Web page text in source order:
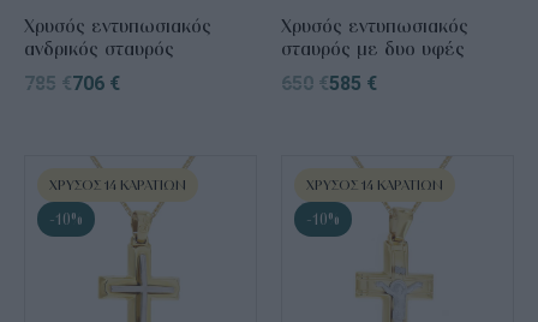
Χρυσός εντυπωσιακός
ανδρικός σταυρός
785 €706 €
Χρυσός εντυπωσιακός
σταυρός με δυο υφές
650 €585 €
ΧΡΥΣΌΣ 14 ΚΑΡΑΤΊΩΝ
-10%
ΧΡΥΣΌΣ 14 ΚΑΡΑΤΊΩΝ
-10%